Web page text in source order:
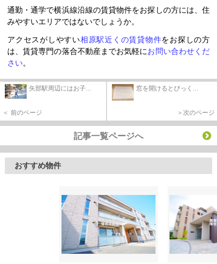
通勤・通学で横浜線沿線の賃貸物件をお探しの方には、住
みやすいエリアではないでしょうか。
アクセスがしやすい相原駅近くの賃貸物件をお探しの方
は、賃貸専門の落合不動産までお気軽にお問い合わせくだ
さい。
矢部駅周辺にはお子...
＜ 前のページ
窓を開けるとびっく...
＞次のページ
記事一覧ページへ
おすすめ物件